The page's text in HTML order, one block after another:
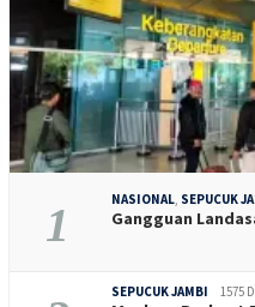
1 NASIONAL SEPUCUK
Gangguan
SEPUCUK JAMBI 1575